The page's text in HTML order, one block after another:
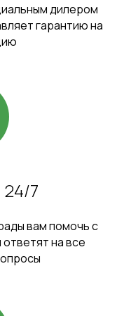
дилером
гарантию на
7
вам помочь с
на все